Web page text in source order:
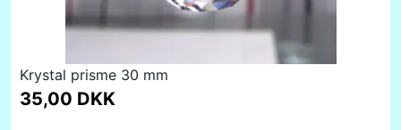
Krystal prisme 30 mm
35,00 DKK